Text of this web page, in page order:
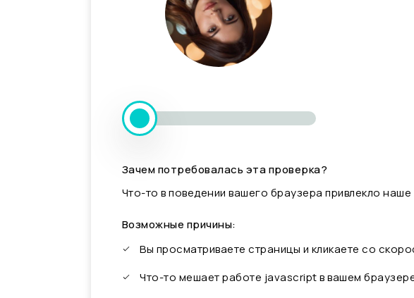
Зачем потребовалась эта проверка?
Что-то в поведении вашего браузера привлекло наше
Возможные причины:
Вы просматриваете страницы и кликаете со
Что-то мешает работе javascript в вашем